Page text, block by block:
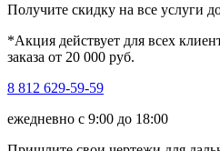
Получите скидку на все услуги
*Акция действует для всех
заказа от 20 000 руб.
8 812 629-59-59
ежедневно с 9:00 до 18:00